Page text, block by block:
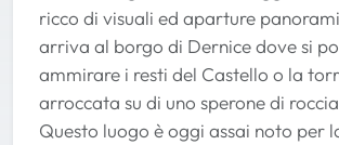
ricco di visuali ed aparture
arriva al borgo di Dernice dove si
ammirare i resti del Castello o la
arroccata su di uno sperone di
Questo luogo è oggi assai noto per